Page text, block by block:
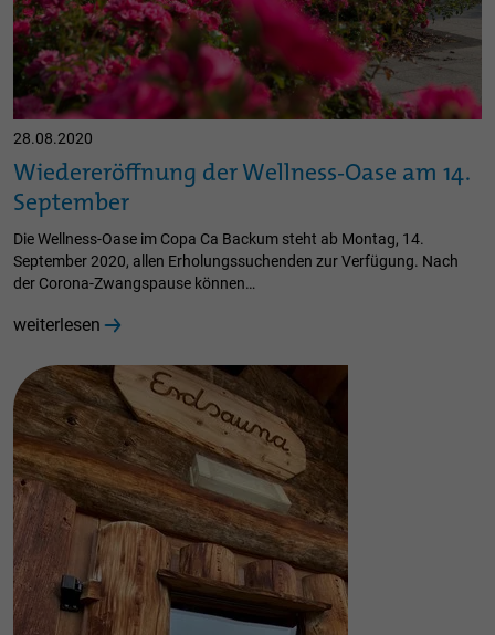
28.08.2020
Wiedereröffnung der Wellness-Oase am 14.
September
Die Wellness-Oase im Copa Ca Backum steht ab Montag, 14.
September 2020, allen Erholungssuchenden zur Verfügung. Nach
der Corona-Zwangspause können…
weiterlesen